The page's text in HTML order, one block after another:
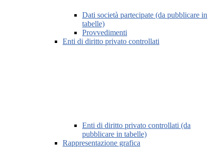
Dati società partecipate (da pubblicare in
tabelle)
Provvedimenti
Enti di diritto privato controllati
Enti di diritto privato controllati (da
pubblicare in tabelle)
Rappresentazione grafica